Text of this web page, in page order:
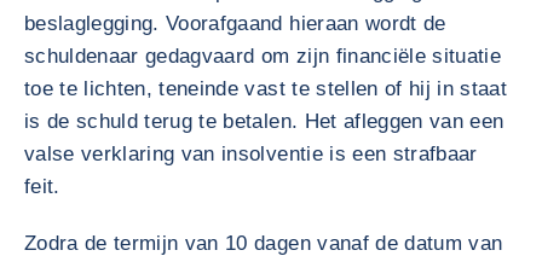
beslaglegging. Voorafgaand hieraan wordt de
schuldenaar gedagvaard om zijn financiële situatie
toe te lichten, teneinde vast te stellen of hij in staat
is de schuld terug te betalen. Het afleggen van een
valse verklaring van insolventie is een strafbaar
feit.
Zodra de termijn van 10 dagen vanaf de datum van